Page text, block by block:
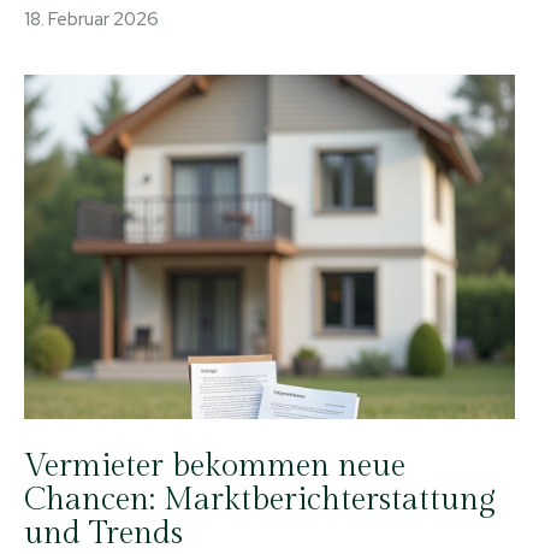
18. Februar 2026
Vermieter bekommen neue
Chancen: Marktberichterstattung
und Trends